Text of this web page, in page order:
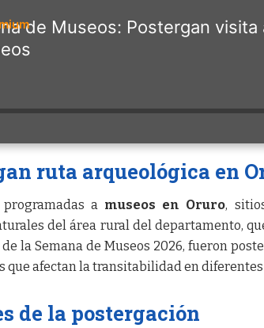
de Museos: Postergan
ruta arqueológica en
a museos en Oruro,
del área rural del departamento,
la Semana de Museos 2026, fueron
que afectan la transitabilidad en
de la postergación